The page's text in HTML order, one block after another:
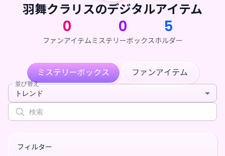
羽舞クラリスのデジタルアイテム
0
ファンアイテム
0
ミステリーボックス
5
ホルダー
ミステリーボックス ファンアイテム
並び替え
トレンド
フィルター